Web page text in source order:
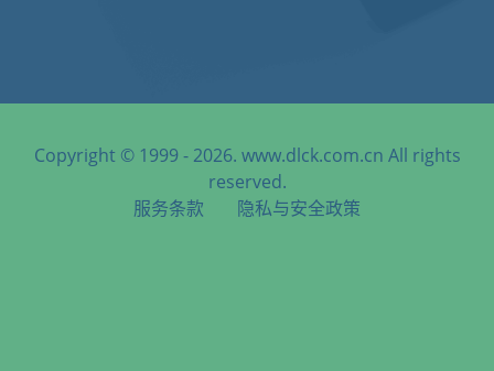
Copyright © 1999 - 2026. www.dlck.com.cn All rights
reserved.
服务条款
隐私与安全政策